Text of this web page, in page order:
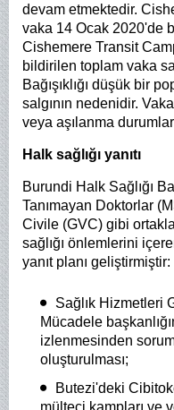
devam etmektedir.
vaka 14 Ocak 2020'de
Cishemere Transit
bildirilen toplam vaka
Bağışıklığı düşük bir
salgının nedenidir.
veya aşılanma
Halk sağlığı yanıtı
Burundi Halk Sağlığı
Tanımayan Doktorlar
Civile (GVC) gibi
sağlığı önlemlerini
yanıt planı geliştirmiştir:
Sağlık Hizmetleri
Mücadele
izlenmesinden
oluşturulması;
Butezi'deki
mülteci kampları ve